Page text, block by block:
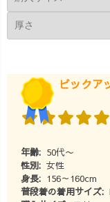
ピックア
年齢: 50代〜
性別: 女性
身長: 156～160cm
普段着の着用サイズ: